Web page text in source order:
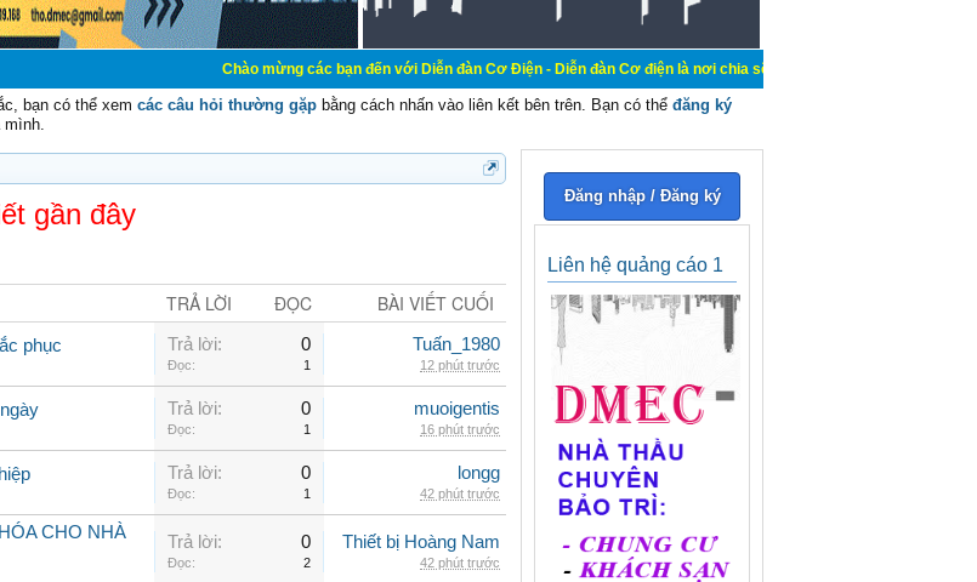
Chào mừng các bạn đến với Diễn đàn Cơ Điện - Diễn đàn Cơ điện là nơi chia sẽ kiến thức kinh nghiệm trong lãnh
bạn có thể xem các câu hỏi thường gặp bằng cách nhấn vào liên kết bên trên. Bạn có thể đăng ký
mình.
gần đây
TRẢ LỜI ĐỌC BÀI VIẾT CUỐI
phục Trả lời: 0
Đọc: 1
Tuấn_1980
12 phút trước
Trả lời: 0
Đọc: 1
muoigentis
16 phút trước
Trả lời: 0
Đọc: 1
longg
42 phút trước
CHO NHÀ
Trả lời: 0
Đọc: 2
Thiết bị Hoàng Nam
42 phút trước
Đăng nhập / Đăng ký
Liên hệ quảng cáo 1